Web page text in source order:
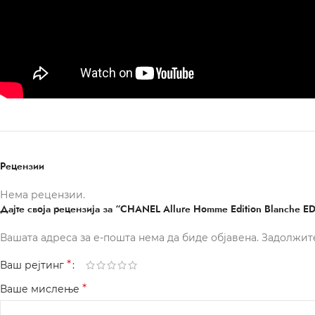
Рецензии
Нема рецензии.
Дајте своја рецензија за “CHANEL Allure Homme Edition Blanche
Вашата адреса за е-пошта нема да биде објавена.
Ваш рејтинг *
Ваше мислење *